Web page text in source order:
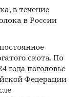
породы по
в течение
в России
скота. По
года поголовье
Федерации